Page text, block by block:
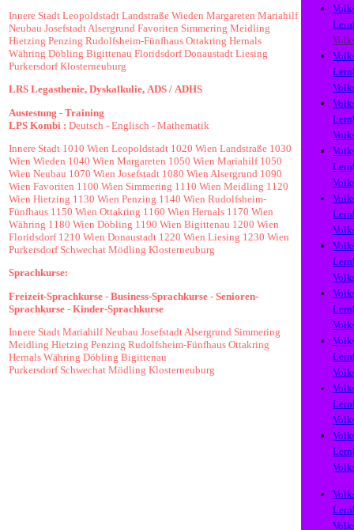
Innere Stadt Leopoldstadt Landstraße Wieden Margareten Mariahilf
Neubau Josefstadt Alsergrund Favoriten Simmering Meidling
Hietzing Penzing Rudolfsheim-Fünfhaus Ottakring Hernals
Währing Döbling Bigittenau Floridsdorf Donaustadt Liesing
Purkersdorf Klosterneuburg
LRS Legasthenie, Dyskalkulie, ADS / ADHS
Austestung - Training
LPS Kombi : Deutsch - Englisch - Mathematik
Innere Stadt 1010 Wien Leopoldstadt 1020 Wien Landstraße 1030
Wien Wieden 1040 Wien Margareten 1050 Wien Mariahilf1050
Wien Neubau 1070 Wien Josefstadt 1080 Wien Alsergrund 1090
Wien Favoriten 1100 Wien Simmering 1110 Wien Meidling 1120
Wien Hietzing 1130 Wien Penzing 1140 Wien Rudolfsheim-
Fünfhaus 1150 Wien Ottakring 1160 Wien Hernals 1170 Wien
Währing 1180 Wien Döbling 1190 Wien Bigittenau 1200 Wien
Floridsdorf1210 Wien Donaustadt 1220 Wien Liesing 1230 Wien
Purkersdorf Schwechat Mödling Klosterneuburg
Sprachkurse:
Freizeit-Sprachkurse - Business-Sprachkurse - Senioren-
Sprachkurse - Kinder-Sprachkurse
Innere Stadt Mariahilf Neubau Josefstadt Alsergrund Simmering
Meidling Hietzing Penzing Rudolfsheim-Fünfhaus Ottakring
Hernals Währing Döbling Bigittenau
Purkersdorf Schwechat Mödling Klosterneuburg